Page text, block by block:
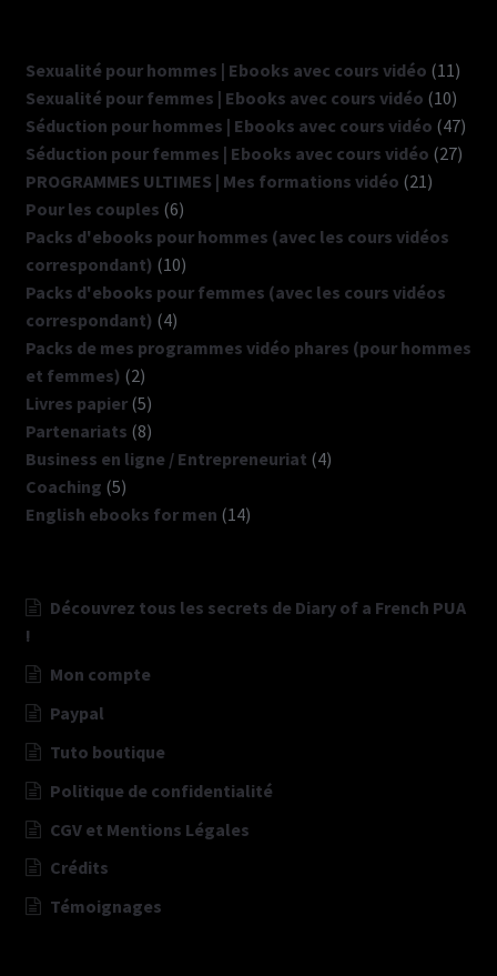
é
r
ê
t
Sexualité pour hommes | Ebooks avec cours vidéo 11 11
Sexualité pour femmes | Ebooks avec cours vidéo 1010
Séduction pour hommes | Ebooks avec cours vidéo 4747
Séduction pour femmes | Ebooks avec cours vidéo 2727
PROGRAMMES ULTIMES | Mes formations vidéo 21 21
Pour les couples 66
produits
Packs d'ebooks pour hommes (avec les cours vidéos
correspondant) 1010
produits
Packs d'ebooks pour femmes (avec les cours vidéos
correspondant) 44
produits
Packs de mes programmes vidéo phares (pour hommes
et femmes) 22
produits
Livres papier 55
produits
Partenariats 88
produits
Business en ligne / Entrepreneuriat 44
Coaching 55
produits
English ebooks for men 1414
Découvrez tous les secrets de Diary of a French PUA
!
Mon compte
Paypal
Tuto boutique
Politique de confidentialité
CGV et Mentions Légales
Crédits
Témoignages